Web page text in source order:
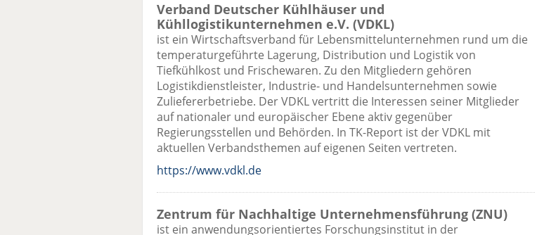
Verband Deutscher Kühlhäuser und
Kühllogistikunternehmen e.V. (VDKL)
ist ein Wirtschaftsverband für Lebensmittelunternehmen rund um die
temperaturgeführte Lagerung, Distribution und Logistik von
Tiefkühlkost und Frischewaren. Zu den Mitgliedern gehören
Logistikdienstleister, Industrie- und Handelsunternehmen sowie
Zuliefererbetriebe. Der VDKL vertritt die Interessen seiner Mitglieder
auf nationaler und europäischer Ebene aktiv gegenüber
Regierungsstellen und Behörden. In TK-Report ist der VDKL mit
aktuellen Verbandsthemen auf eigenen Seiten vertreten.
https://www.vdkl.de
Zentrum für Nachhaltige Unternehmensführung (ZNU)
ist ein anwendungsorientiertes Forschungsinstitut in der